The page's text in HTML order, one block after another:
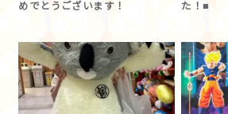
めでとうございます！
た！■